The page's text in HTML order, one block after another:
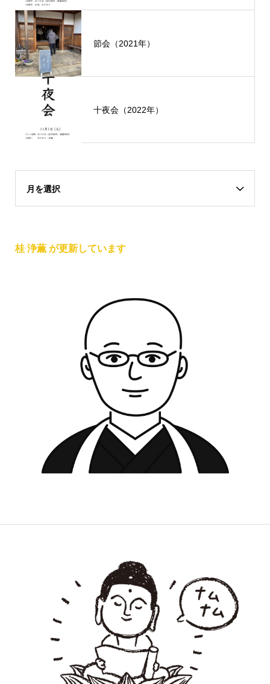
節会（2021年）
十夜会（2022年）
月を選択
桂 浄薫 が更新しています